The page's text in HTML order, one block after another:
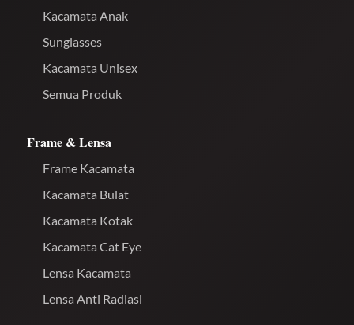
Kacamata Anak
Sunglasses
Kacamata Unisex
Semua Produk
Frame & Lensa
Frame Kacamata
Kacamata Bulat
Kacamata Kotak
Kacamata Cat Eye
Lensa Kacamata
Lensa Anti Radiasi